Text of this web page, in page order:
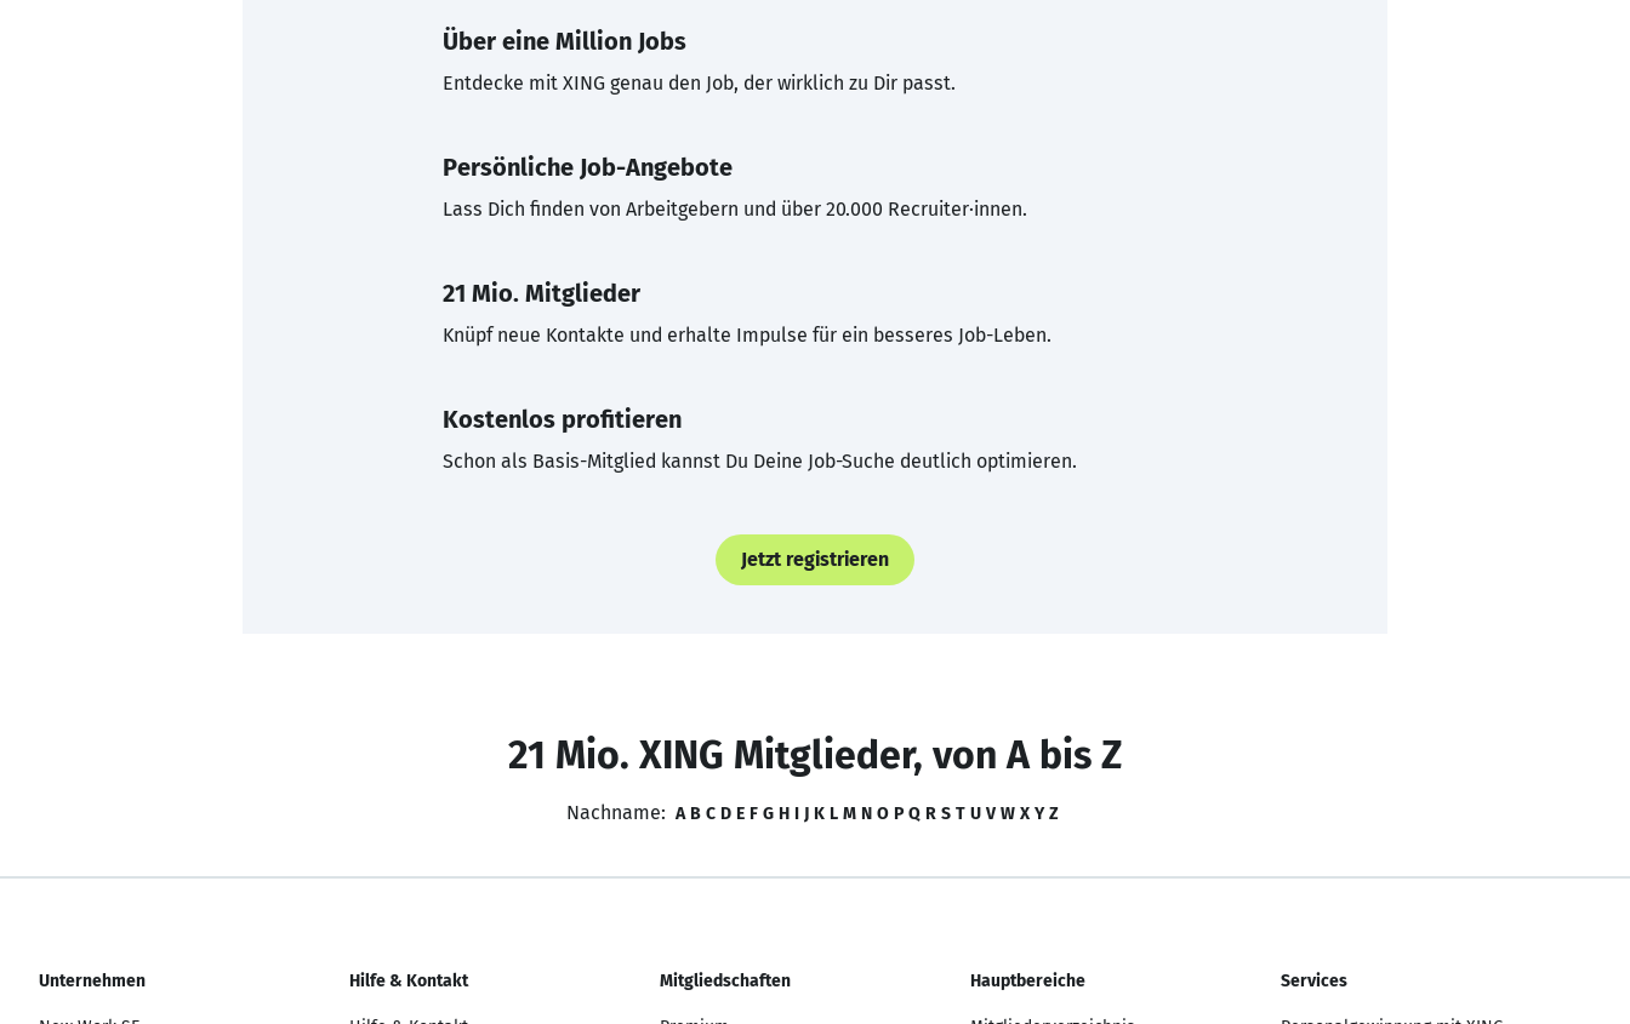
Über eine Million Jobs
Entdecke mit XING genau den Job, der wirklich zu Dir passt.
Persönliche Job-Angebote
Lass Dich finden von Arbeitgebern und über 20.000 Recruiter·innen.
21 Mio. Mitglieder
Knüpf neue Kontakte und erhalte Impulse für ein besseres Job-Leben.
Kostenlos profitieren
Schon als Basis-Mitglied kannst Du Deine Job-Suche deutlich optimieren.
Jetzt registrieren
21 Mio. XING Mitglieder, von A bis Z
Nachname: A B C D E F G H I J K L M N O P Q R S T U V W X Y Z
Unternehmen Hilfe & Kontakt Mitgliedschaften Hauptbereiche Services